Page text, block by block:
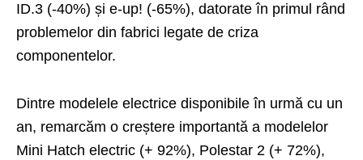
ID.3 (-40%) și e-up! (-65%), datorate în primul rând
problemelor din fabrici legate de criza
componentelor.
Dintre modelele electrice disponibile în urmă cu un
an, remarcăm o creștere importantă a modelelor
Mini Hatch electric (+ 92%), Polestar 2 (+ 72%),